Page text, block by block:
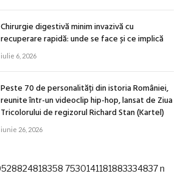
Chirurgie digestivă minim invazivă cu
recuperare rapidă: unde se face și ce implică
iulie 6, 2026
Peste 70 de personalități din istoria României,
reunite într-un videoclip hip-hop, lansat de Ziua
Tricolorului de regizorul Richard Stan (Kartel)
iunie 26, 2026